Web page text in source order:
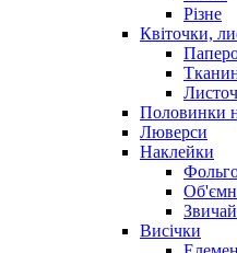
Різне
Квіточки,
Половинки
Люверси
Наклейки
Висічки